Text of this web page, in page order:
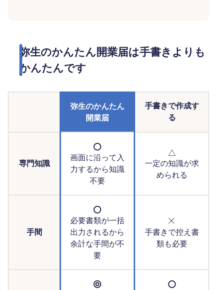
弥生のかんたん開業届は手書きよりも
かんたんです
弥生のかんたん
開業届
手書きで作成す
る
専門知識
画面に沿って入
力するから知識
不要
一定の知識が求
められる
手間
必要書類が一括
出力されるから
余計な手間が不
要
手書きで控え書
類も必要